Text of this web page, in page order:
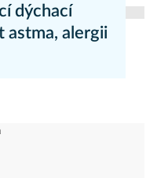
dýchací
astma, alergii